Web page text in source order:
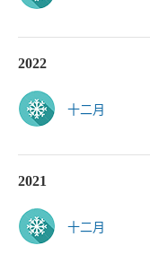
2022
十二月
2021
十二月